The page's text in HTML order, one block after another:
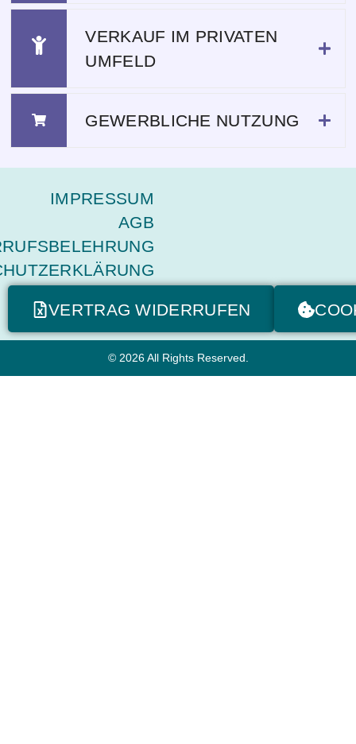
VERKAUF IM PRIVATEN
UMFELD
GEWERBLICHE NUTZUNG
IMPRESSUM
AGB
VERTRAG WIDERRUFEN
© 2026 All Rights Reserved.